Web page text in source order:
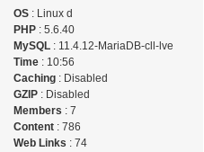
OS: Linux d
PHP: 5.6.40
MySQL: 11.4.12-MariaDB-cll-lve
Time: 10:56
Caching: Disabled
GZIP: Disabled
Members : 7
Content: 786
Web Links : 74